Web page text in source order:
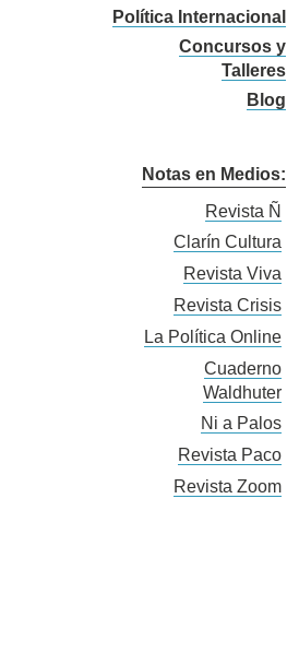
Política Internacional
Concursos y
Talleres
Blog
Notas en Medios:
Revista Ñ
Clarín Cultura
Revista Viva
Revista Crisis
La Política Online
Cuaderno
Waldhuter
Ni a Palos
Revista Paco
Revista Zoom